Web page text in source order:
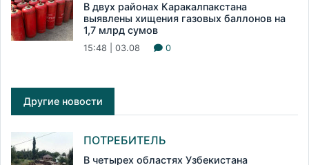
В двух районах Каракалпакстана
выявлены хищения газовых баллонов на
1,7 млрд сумов
15:48 | 03.08 0
Другие новости
ПОТРЕБИТЕЛЬ
В четырех областях Узбекистана